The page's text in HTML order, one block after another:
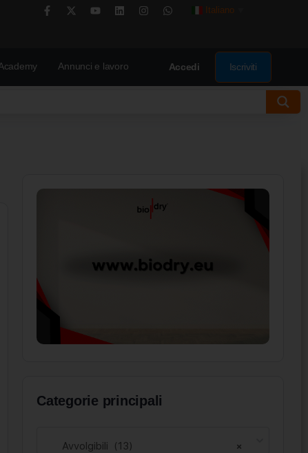
Italiano
Annunci e lavoro Accedi Iscriviti
Categorie principali
×
Avvolgibili (13)